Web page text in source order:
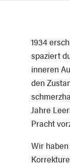
1934
spaziert
inneren
den
Jahre
Pracht
Wir